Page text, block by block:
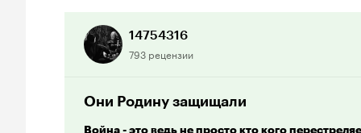
(ее снайперская винтовка была разбита
подняла батальон в атаку на укрепленный дот, в
К сожалению, для нее самой, тот бой 15 января
глаза наворачиваются слезы.
14754316
793 рецензии
Они Родину защищали
Война - это ведь не просто кто кого